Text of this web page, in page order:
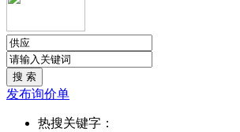
发布询价单
热搜关键字：